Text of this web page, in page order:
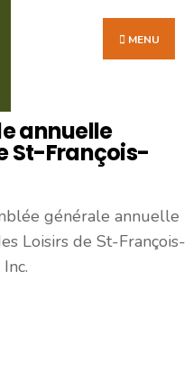
MENU
annuelle
St-François-